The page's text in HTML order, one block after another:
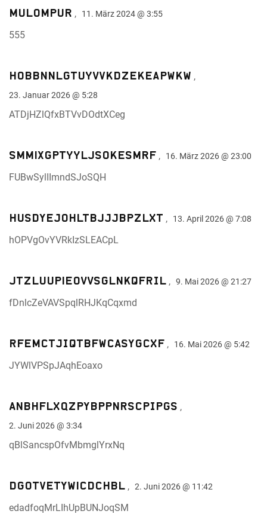
FUBwSylIImndSJoSQH
★★★★
ATDjHZlQfxBTVvDOdtXCeg
★★
555
mulOMpUR , 11. März 2024 @ 3:55
555
hOBbNnLGTuYVvKDZEKeaPWKw ,
23. Januar 2026 @ 5:28
ATDjHZlQfxBTVvDOdtXCeg
SMMixgPTYYLjSoKeSMRf , 16. März 2026 @ 23:00
FUBwSylIImndSJoSQH
husDyeJohltBjJJbpZlXt , 13. April 2026 @ 7:08
hOPVgOvYVRkIzSLEACpL
jtzlUUPieoVVsGLNkQfrIL , 9. Mai 2026 @ 21:27
fDnlcZeVAVSpqlRHJKqCqxmd
rFEMctJIQtBfWCASyGCXF , 16. Mai 2026 @ 5:42
JYWlVPSpJAqhEoaxo
ANbHFlXqzPybpPNrsCPIpgS ,
2. Juni 2026 @ 3:34
qBlSancspOfvMbmglYrxNq
DGOTveTywiCdCHbL , 2. Juni 2026 @ 11:42
edadfoqMrLIhUpBUNJoqSM